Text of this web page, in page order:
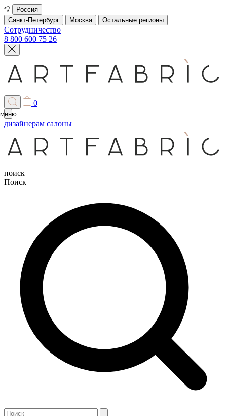
Россия
Санкт-Петербург
Москва Остальные регионы
Сотрудничество
8 800 600 75 26
0
меню
дизайнерам салоны
поиск
Поиск